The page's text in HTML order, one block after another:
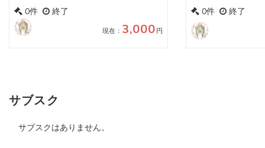
0件 終了
現在： 3,000 円
0件 終了
サブスク
サブスクはありません。